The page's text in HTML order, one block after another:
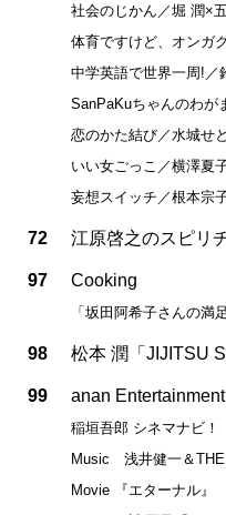
社会のじかん／堀 潤×
体育ですけど、オンガ
中学英語で世界一周!／
SanPaKuちゃんのわが
恋のかた結び／水城せ
いい女ごっこ／横澤夏
妄想スイッチ／根本宗
72 江原啓之のスピリ
97 Cooking
「坂田阿希子さんの満
98 松本 潤「JIJITSU
99 anan
稲垣吾郎 シネマナビ！
Music 浅井健一＆THE
Movie 『エターナル』